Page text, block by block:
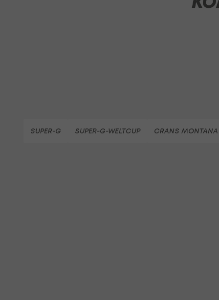
SUPER-G SUPER-G-WELTCUP CRANS MONTANA